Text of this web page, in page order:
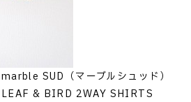
SUD（マーブルシュッド）
& BIRD 2WAY SHIRTS